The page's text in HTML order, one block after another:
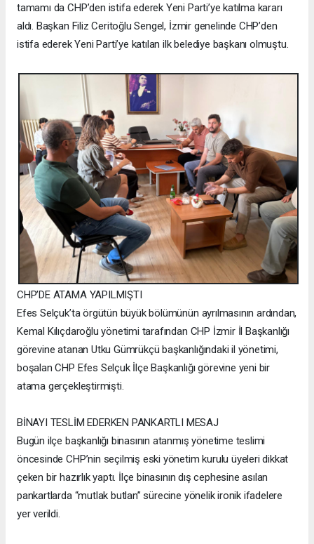
tamamı da CHP’den istifa ederek Yeni Parti’ye katılma kararı
aldı. Başkan Filiz Ceritoğlu Sengel, İzmir genelinde CHP’den
istifa ederek Yeni Parti’ye katılan ilk belediye başkanı olmuştu.
CHP’DE ATAMA YAPILMIŞTI
Efes Selçuk’ta örgütün büyük bölümünün ayrılmasının ardından,
Kemal Kılıçdaroğlu yönetimi tarafından CHP İzmir İl Başkanlığı
görevine atanan Utku Gümrükçü başkanlığındaki il yönetimi,
boşalan CHP Efes Selçuk İlçe Başkanlığı görevine yeni bir
atama gerçekleştirmişti.
BİNAYI TESLİM EDERKEN PANKARTLI MESAJ
Bugün ilçe başkanlığı binasının atanmış yönetime teslimi
öncesinde CHP’nin seçilmiş eski yönetim kurulu üyeleri dikkat
çeken bir hazırlık yaptı. İlçe binasının dış cephesine asılan
pankartlarda “mutlak butlan” sürecine yönelik ironik ifadelere
yer verildi.